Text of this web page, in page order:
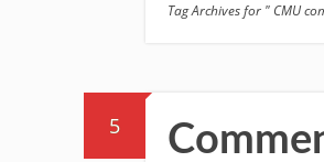
Tag Archives for " CMU
5